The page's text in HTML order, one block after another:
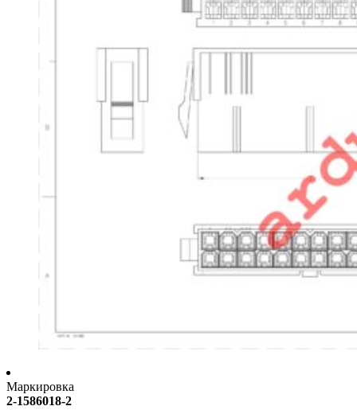
Маркировка
2-1586018-2